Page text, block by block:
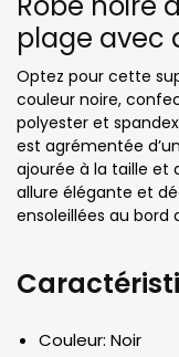
plage avec
Optez pour cette
couleur noire,
polyester et
est agrémentée
ajourée à la taille et
allure élégante et
ensoleillées au bord
Couleur: Noir